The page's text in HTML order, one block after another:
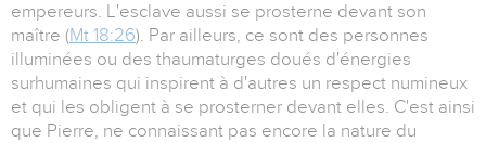
empereurs. L'esclave aussi se prosterne devant son
maître (Mt 18:26). Par ailleurs, ce sont des personnes
illuminées ou des thaumaturges doués d'énergies
surhumaines qui inspirent à d'autres un respect numineux
et qui les obligent à se prosterner devant elles. C'est ainsi
que Pierre, ne connaissant pas encore la nature du